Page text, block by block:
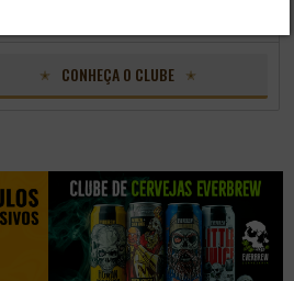
CONHEÇA O CLUBE